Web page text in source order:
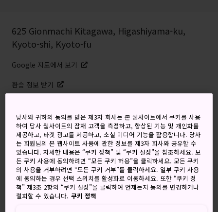
625 Gionmachi Kitagawa, Higashiyama-ku,
Kyoto-shi, Kyoto-fu
Google 지도에서 보기
환승 정보 받기
키워드 지도
교토에서 가장 뜨거운 여름 축제,
전설의 기온 마쓰리에 참여해보세
요.
당사와 귀하의 동의를 받은 제3자 회사는 본 웹사이트에서 쿠키를 사용
하여 당사 웹사이트의 잠재 고객을 측정하고, 향상된 기능 및 개인화를
제공하고, 타겟 광고를 제공하고, 소셜 미디어 기능을 활용합니다. 당사
는 회원님의 본 웹사이트 사용에 관한 정보를 제3자 회사와 공유할 수
있습니다. 자세한 내용은 “쿠키 정책” 및 “쿠키 설정”을 참조하세요. 모
든 쿠키 사용에 동의하려면 “모든 쿠키 허용”을 클릭하세요. 모든 쿠키
의 사용을 거부하려면 “모든 쿠키 거부”를 클릭하세요. 일부 쿠키 사용
에 동의하는 경우 선택 스위치를 활성화로 이동하세요. 또한 “쿠키 정
책” 제3조 2항의 “쿠키 설정”을 클릭하여 언제든지 동의를 변경하거나
철회할 수 있습니다. 쿠키 정책